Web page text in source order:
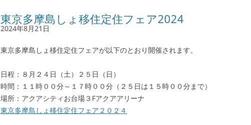
東京多摩島しょ移住定住フェア2024
2024年8月21日
東京多摩島しょ移住定住フェアが以下のとおり開催されます。
日程：８月２４日（土）２５日（日）
時間：１１時００分～１７時００分（２５日は１５時００分まで）
場所：アクアシティお台場３Fアクアアリーナ
東京多摩島しょ移住定住フェア２０２４